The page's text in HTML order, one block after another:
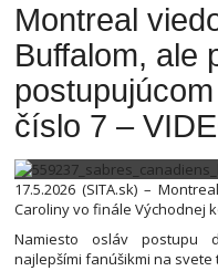
Montreal
Buffalom, ale
číslo 7 –
17.5.2026 (SITA.sk) –
Caroliny vo finále Východnej
Namiesto osláv postupu
najlepšími fanúšikmi na svete